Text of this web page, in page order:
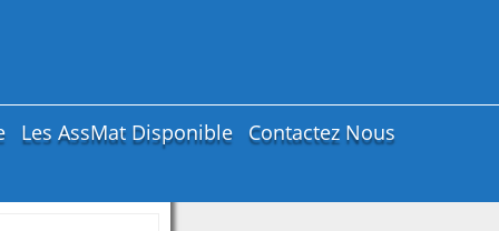
Les AssMat Disponible Contactez Nous